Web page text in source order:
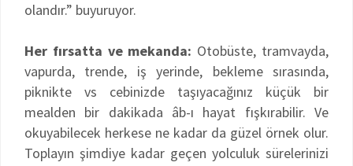
olandır.” buyuruyor.
Her fırsatta ve mekanda: Otobüste, tramvayda,
vapurda, trende, iş yerinde, bekleme sırasında,
piknikte vs cebinizde taşıyacağınız küçük bir
mealden bir dakikada âb-ı hayat fışkırabilir. Ve
okuyabilecek herkese ne kadar da güzel örnek olur.
Toplayın şimdiye kadar geçen yolculuk sürelerinizi